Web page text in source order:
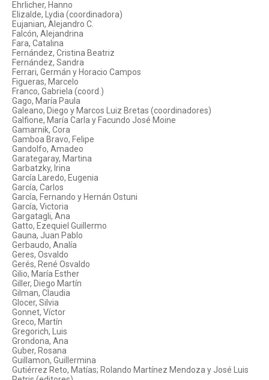
Ehrlicher, Hanno
Elizalde, Lydia (coordinadora)
Eujanian, Alejandro C.
Falcón, Alejandrina
Fara, Catalina
Fernández, Cristina Beatriz
Fernández, Sandra
Ferrari, Germán y Horacio Campos
Figueras, Marcelo
Franco, Gabriela (coord.)
Gago, María Paula
Galeano, Diego y Marcos Luiz Bretas (coordinadores)
Galfione, María Carla y Facundo José Moine
Gamarnik, Cora
Gamboa Bravo, Felipe
Gandolfo, Amadeo
Garategaray, Martina
Garbatzky, Irina
García Laredo, Eugenia
García, Carlos
García, Fernando y Hernán Ostuni
García, Victoria
Gargatagli, Ana
Gatto, Ezequiel Guillermo
Gauna, Juan Pablo
Gerbaudo, Analía
Geres, Osvaldo
Gerés, René Osvaldo
Gilio, María Esther
Giller, Diego Martín
Gilman, Claudia
Glocer, Silvia
Gonnet, Víctor
Greco, Martín
Gregorich, Luis
Grondona, Ana
Guber, Rosana
Guillamon, Guillermina
Gutiérrez Reto, Matías; Rolando Martínez Mendoza y José Luis